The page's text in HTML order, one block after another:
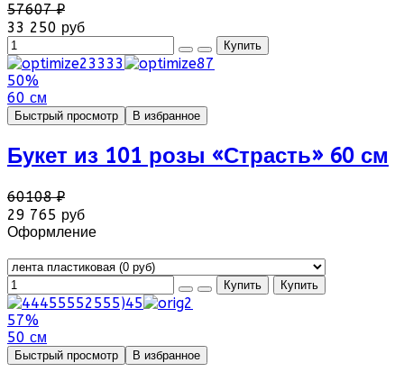
57607 ₽
33 250 руб
50%
60 см
Быстрый просмотр В избранное
Букет из 101 розы «Страсть» 60 см
60108 ₽
29 765 руб
Оформление
57%
50 см
Быстрый просмотр В избранное